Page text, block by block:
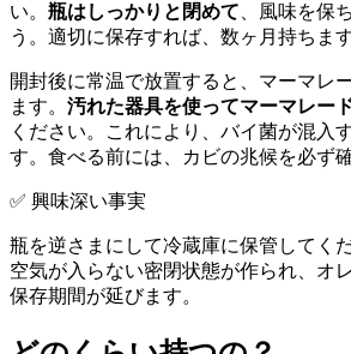
い。 瓶はしっかりと閉めて 、風味を保
う。適切に保存すれば、数ヶ月持ちます
開封後に常温で放置すると、マーマレ
ます。 汚れた器具を使ってマーマレー
ください。これにより、バイ菌が混入
す。食べる前には、カビの兆候を必ず
✅ 興味深い事実
瓶を逆さまにして冷蔵庫に保管してく
空気が入らない密閉状態が作られ、オ
保存期間が延びます。